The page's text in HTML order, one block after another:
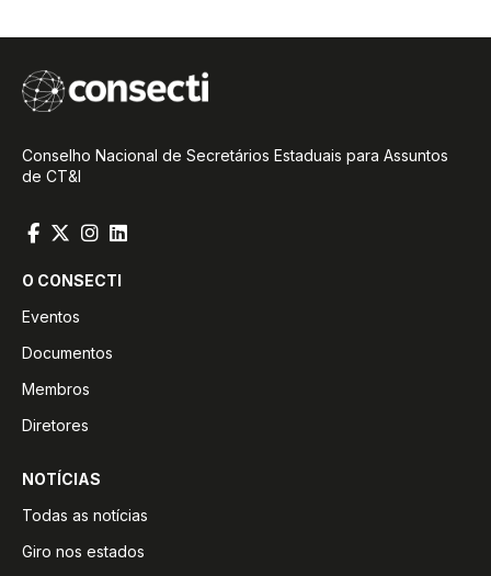
Conselho Nacional de Secretários Estaduais para Assuntos
de CT&I
O CONSECTI
Eventos
Documentos
Membros
Diretores
NOTÍCIAS
Todas as notícias
Giro nos estados